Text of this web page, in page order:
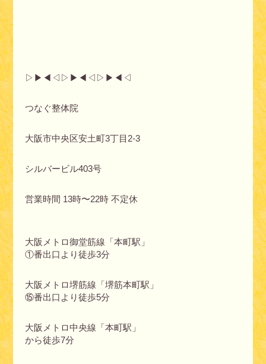
▷▶︎◀︎◁▷▶︎◀︎◁▷▶︎◀︎◁
つなぐ整体院
大阪市中央区安土町3丁目2-3
シルバービル403号
営業時間 13時〜22時 不定休
大阪メトロ御堂筋線「本町駅」
①番出口より徒歩3分
大阪メトロ堺筋線「堺筋本町駅」
⑮番出口より徒歩5分
大阪メトロ中央線「本町駅」
から徒歩7分